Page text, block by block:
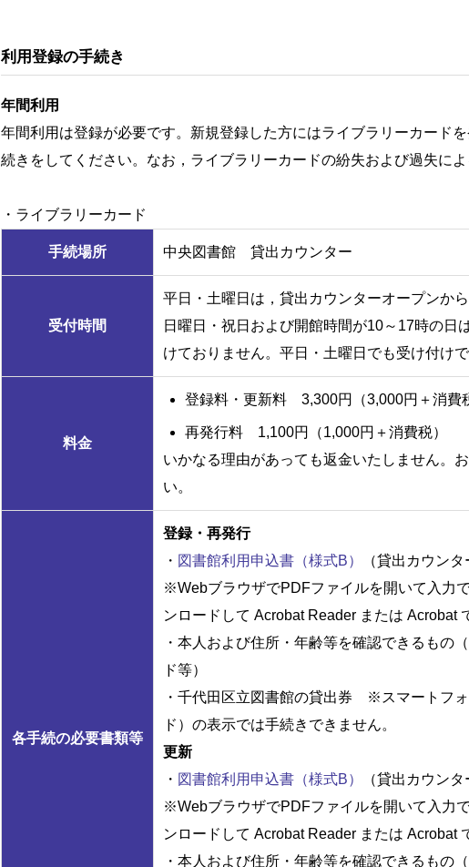
利用登録の手続き
年間利用
年間利用は登録が必要です。新規登録した方にはライブラリーカード
続きをしてください。なお，ライブラリーカードの紛失および過失に
・ライブラリーカード
手続場所 中央図書館 貸出カウンター
受付時間
平日・土曜日は，貸出カウンターオープンか
日曜日・祝日および開館時間が10～17時の日
けておりません。平日・土曜日でも受け付け
料金
登録料・更新料 3,300円（3,000円＋消費
再発行料 1,100円（1,000円＋消費税）
いかなる理由があっても返金いたしません。
い。
各手続の必要書類等
登録・再発行
・ 図書館利用申込書（様式B）
（貸出カウン
※WebブラウザでPDFファイルを開いて入力
ンロードして Acrobat Reader または Acrobat
・本人および住所・年齢等を確認できるもの
ド等）
・千代田区立図書館の貸出券 ※スマートフ
ド）の表示では手続きできません。
更新
・ 図書館利用申込書（様式B）
（貸出カウン
※WebブラウザでPDFファイルを開いて入力
ンロードして Acrobat Reader または Acrobat
・本人および住所・年齢等を確認できるもの